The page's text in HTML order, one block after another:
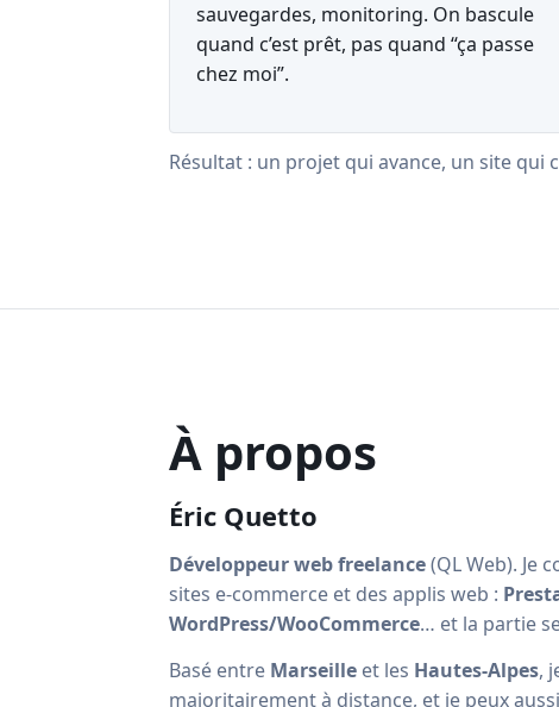
sauvegardes, monitoring. On bascule
quand c’est prêt, pas quand “ça passe
chez moi”.
Résultat : un projet qui avance, un site
À propos
Éric Quetto
Développeur web freelance(QL Web). Je
sites e-commerce et des applis web :
WordPress/WooCommerce… et la partie
Basé entre Marseille et les Hautes-Alpes,
majoritairement à distance, et je peux